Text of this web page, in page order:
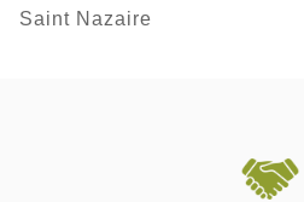
Saint Nazaire